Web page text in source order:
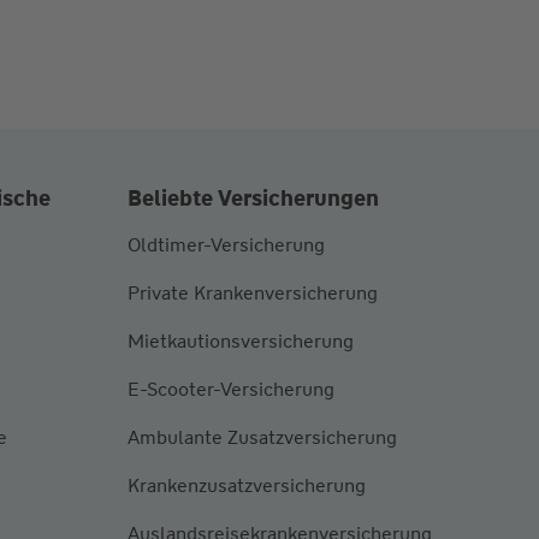
Beliebte Versicherungen
Oldtimer-Versicherung
Private Krankenversicherung
Mietkautionsversicherung
E-Scooter-Versicherung
Ambulante Zusatzversicherung
Krankenzusatzversicherung